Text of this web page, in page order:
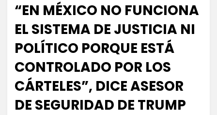
“EN MÉXICO NO FUNCIONA
EL SISTEMA DE JUSTICIA NI
POLÍTICO PORQUE ESTÁ
CONTROLADO POR LOS
CÁRTELES”, DICE ASESOR
DE SEGURIDAD DE TRUMP